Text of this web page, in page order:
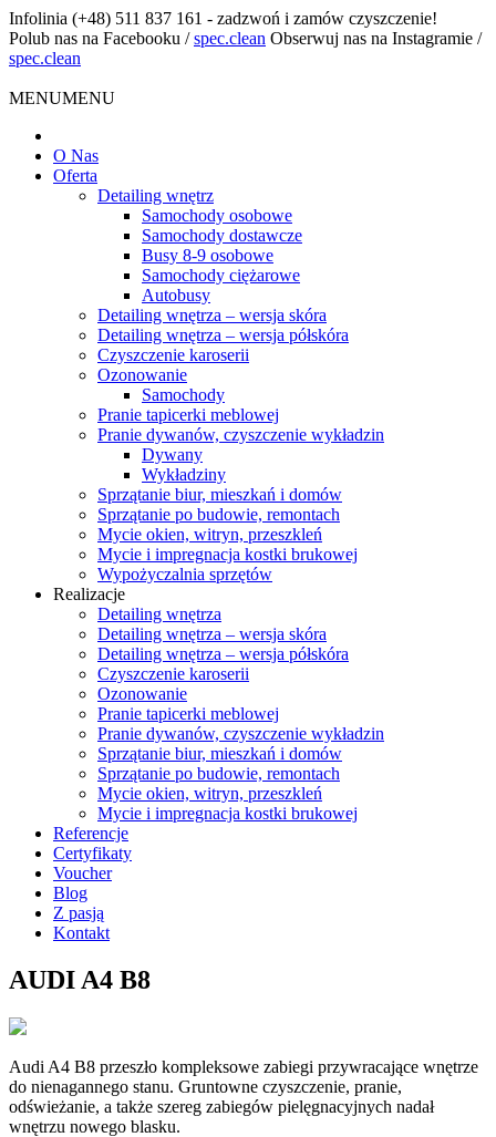
Infolinia (+48) 511 837 161 - zadzwoń i zamów czyszczenie!
Polub nas na Facebooku /spec.clean Obserwuj nas na Instagramie /
spec.clean
MENUMENU
O Nas
Oferta
Detailing wnętrz
Samochody osobowe
Samochody dostawcze
Busy 8-9 osobowe
Samochody ciężarowe
Autobusy
Detailing wnętrza – wersja skóra
Detailing wnętrza – wersja półskóra
Czyszczenie karoserii
Ozonowanie
Samochody
Pranie tapicerki meblowej
Pranie dywanów, czyszczenie wykładzin
Dywany
Wykładziny
Sprzątanie biur, mieszkań i domów
Sprzątanie po budowie, remontach
Mycie okien, witryn, przeszkleń
Mycie i impregnacja kostki brukowej
Wypożyczalnia sprzętów
Realizacje
Detailing wnętrza
Detailing wnętrza – wersja skóra
Detailing wnętrza – wersja półskóra
Czyszczenie karoserii
Ozonowanie
Pranie tapicerki meblowej
Pranie dywanów, czyszczenie wykładzin
Sprzątanie biur, mieszkań i domów
Sprzątanie po budowie, remontach
Mycie okien, witryn, przeszkleń
Mycie i impregnacja kostki brukowej
Referencje
Certyfikaty
Voucher
Blog
Z pasją
Kontakt
AUDI A4 B8
Audi A4 B8 przeszło kompleksowe zabiegi przywracające wnętrze
do nienagannego stanu. Gruntowne czyszczenie, pranie,
odświeżanie, a także szereg zabiegów pielęgnacyjnych nadał
wnętrzu nowego blasku.